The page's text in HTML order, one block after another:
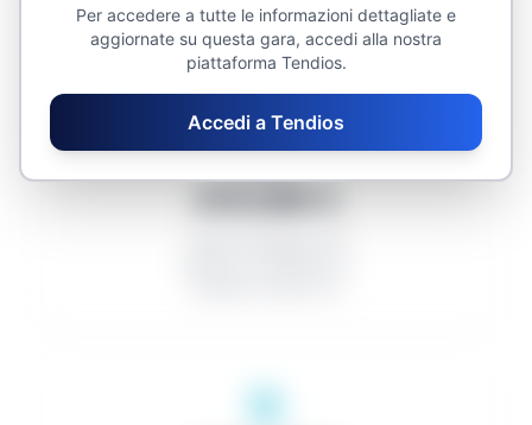
Medie
Per accedere a tutte le informazioni dettagliate e
aggiornate su questa gara, accedi alla nostra
piattaforma Tendios.
Accedi a Tendios